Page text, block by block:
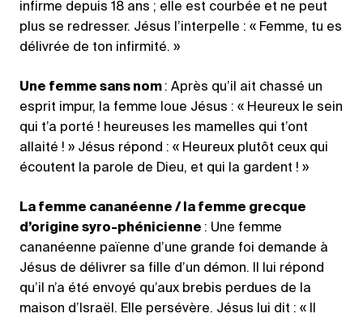
infirme depuis 18 ans ; elle est courbée et ne peut
plus se redresser. Jésus l’interpelle : « Femme, tu es
délivrée de ton infirmité. »
Une femme sans nom : Après qu’il ait chassé un
esprit impur, la femme loue Jésus : « Heureux le sein
qui t’a porté ! heureuses les mamelles qui t’ont
allaité ! » Jésus répond : « Heureux plutôt ceux qui
écoutent la parole de Dieu, et qui la gardent ! »
La femme cananéenne / la femme grecque
d’origine syro-phénicienne : Une femme
cananéenne païenne d’une grande foi demande à
Jésus de délivrer sa fille d’un démon. Il lui répond
qu’il n’a été envoyé qu’aux brebis perdues de la
maison d’Israël. Elle persévère. Jésus lui dit : « Il